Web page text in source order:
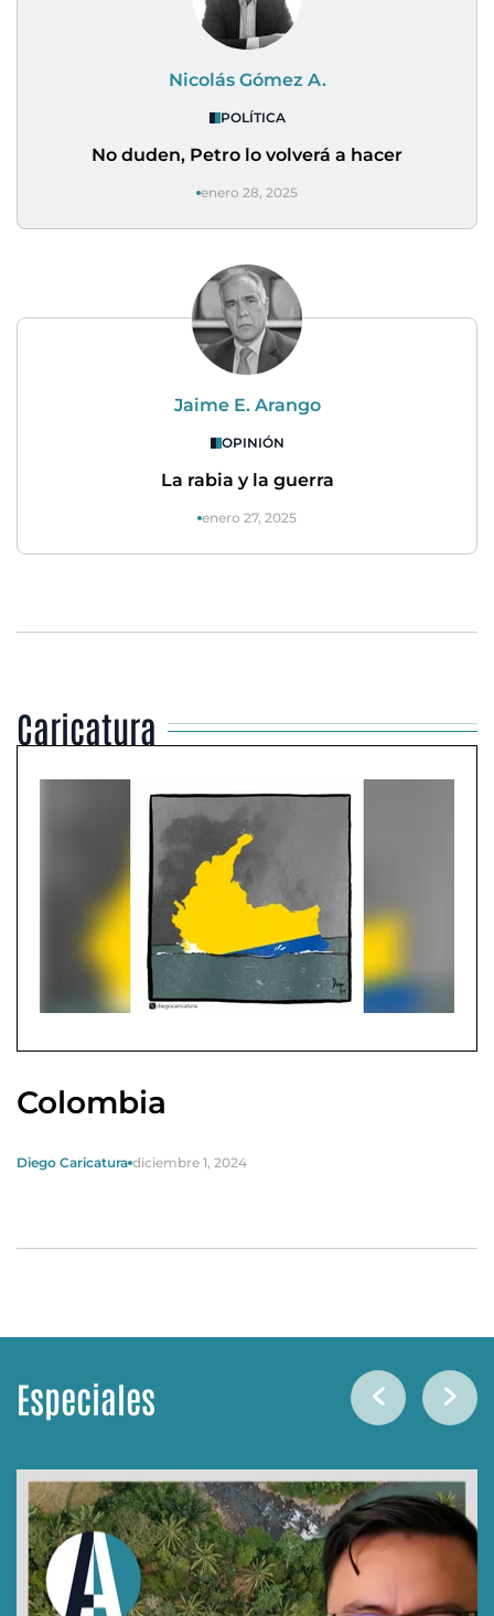
Nicolás Gómez A.
POLÍTICA
No duden, Petro lo volverá a hacer
enero 28, 2025
Jaime E. Arango
OPINIÓN
La rabia y la guerra
enero 27, 2025
Caricatura
Colombia
Diego Caricatura diciembre 1, 2024
Especiales